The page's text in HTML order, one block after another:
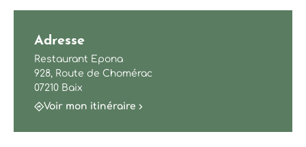
Adresse
Restaurant Epona
928, Route de Chomérac
07210 Baix
Voir mon itinéraire